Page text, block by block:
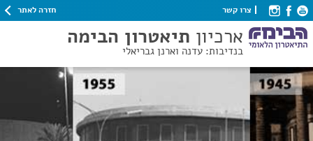
צרו קשר חזרה לאתר
ארכיון תיאטרון הבימה
בנדיבות: עדנה וארנן גבריאלי